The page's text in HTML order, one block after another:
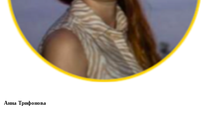
Анна Трифонова